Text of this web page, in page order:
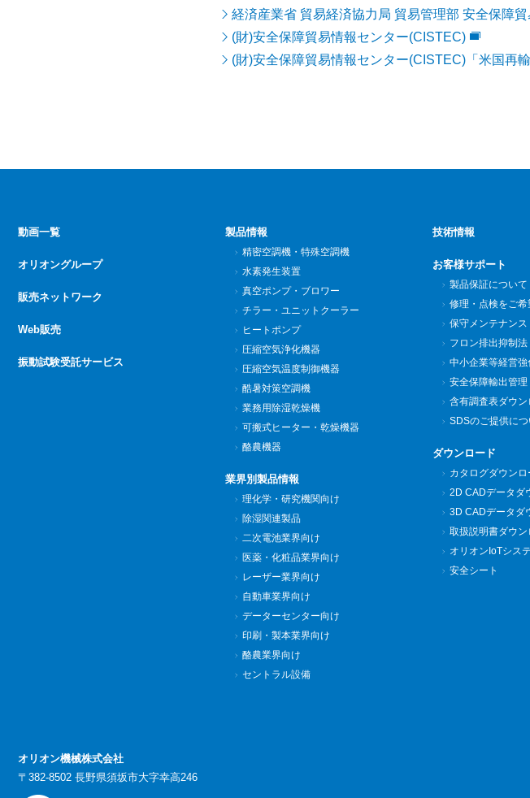
経済産業省 貿易経済協力局 貿易管理部 安全保障
(財)安全保障貿易情報センター(CISTEC)
(財)安全保障貿易情報センター(CISTEC)「米国再輸
動画一覧
オリオングループ
販売ネットワーク
Web販売
振動試験受託サービス
製品情報
精密空調機・特殊空調機
水素発生装置
真空ポンプ・ブロワー
チラー・ユニットクーラー
ヒートポンプ
圧縮空気浄化機器
圧縮空気温度制御機器
酷暑対策空調機
業務用除湿乾燥機
可搬式ヒーター・乾燥機器
酪農機器
業界別製品情報
理化学・研究機関向け
除湿関連製品
二次電池業界向け
医薬・化粧品業界向け
レーザー業界向け
自動車業界向け
データーセンター向け
印刷・製本業界向け
酪農業界向け
セントラル設備
技術情報
お客様サポート
製品保証について
修理・点検をご
保守メンテナンス
フロン排出抑制法
中小企業等経営
安全保障輸出管
含有調査表ダウン
SDSのご提供につ
ダウンロード
カタログダウンロ
2D CADデータダ
3D CADデータダ
取扱説明書ダウン
オリオンIoTシス
安全シート
オリオン機械株式会社
〒382-8502 長野県須坂市大字幸高246